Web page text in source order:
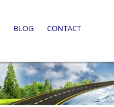
BLOG CONTACT